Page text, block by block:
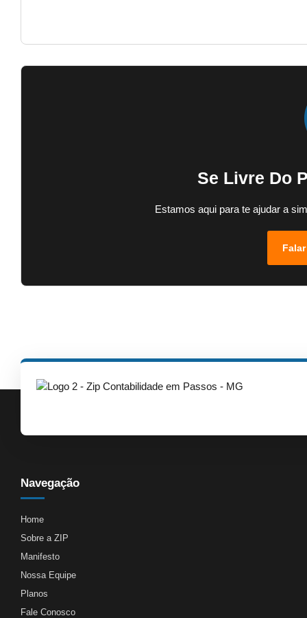
Se Livre Do
Estamos aqui para te ajudar a
Navegação
Home
Sobre a ZIP
Manifesto
Nossa Equipe
Planos
Fale Conosco